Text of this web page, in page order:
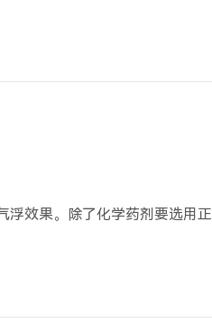
效果。除了化学药剂要选用